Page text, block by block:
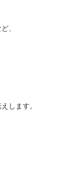
、
します。